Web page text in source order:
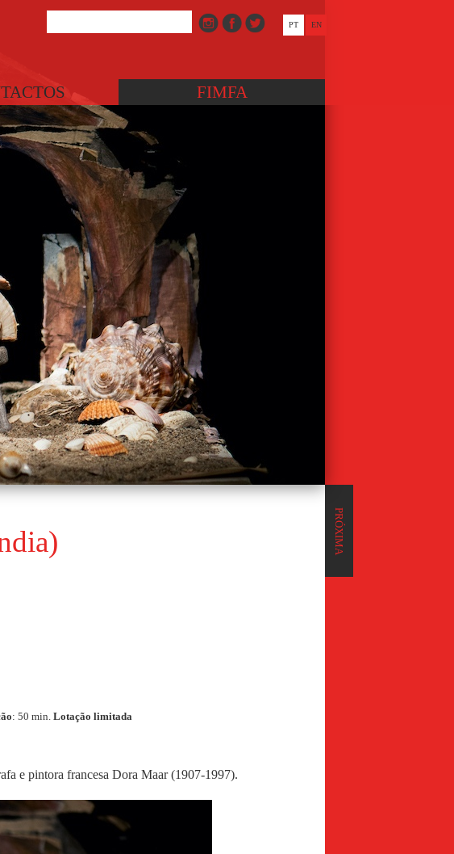
FIMFA
PT EN
PRÓXIMA
: 50 min. Lotação limitada
e pintora francesa Dora Maar (1907-1997).